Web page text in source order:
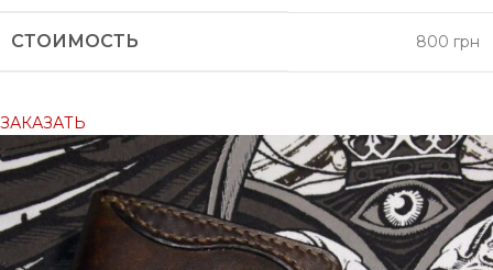
СТОИМОСТЬ 800 грн
ЗАКАЗАТЬ